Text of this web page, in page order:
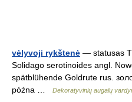
vėlyvoji rykštenė — statusas T
Solidago serotinoides angl.
spätblühende Goldrute rus.
późna …
Dekoratyvinių augalų